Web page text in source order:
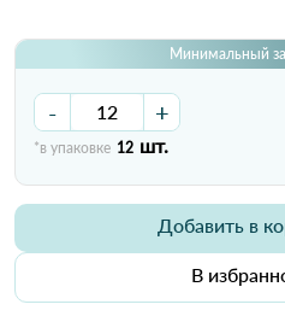
Минимальный
- +
*в упаковке 12 шт.
В
Добавить в